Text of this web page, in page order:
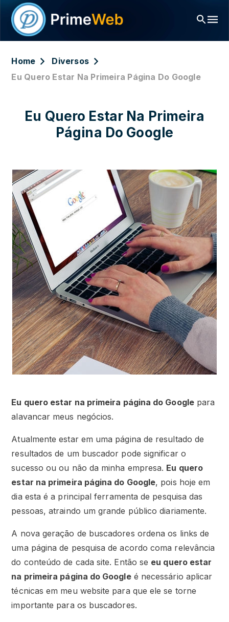
Home
Diversos
Eu Quero Estar Na Primeira Página Do Google
Eu Quero Estar Na Primeira
Página Do Google
Eu quero estar na primeira página do Googlepara
alavancar meus negócios.
Atualmente estar em uma página de resultado de
resultados de um buscador pode significar o
sucesso ou ou não da minha empresa. Eu quero
estar na primeira página do Google, pois hoje em
dia esta é a principal ferramenta de pesquisa das
pessoas, atraindo um grande público diariamente.
A nova geração de buscadores ordena os links de
uma página de pesquisa de acordo coma relevância
do conteúdo de cada site. Então se eu quero estar
na primeira página do Googleé necessário aplicar
técnicas em meu website para que ele se torne
importante para os buscadores.